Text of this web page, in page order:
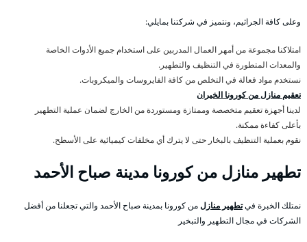
وعلى كافة الجراثيم، ونتميز في شركتنا بمايلي:
امتلاكنا مجموعة من أمهر العمال المدربين على استخدام جميع الأدوات الخاصة
والمعدات المتطورة في التنظيف والتطهير.
نستخدم مواد فعالة في التخلص من كافة الفايروسات والميكروبات.
تعقيم منازل من كورونا الخيران
لدينا أجهزة تعقيم متخصصة وممتازة ومستوردة من الخارج لضمان عملية التطهير
بأعلى كفاءة ممكنة.
نقوم بعملية التنظيف بالبخار حتى لا يترك أي مخلفات كيميائية على الأسطح.
تطهير منازل من كورونا مدينة صباح الأحمد
نمتلك الخبرة فيتطهير منازلمن كورونا بمدينة صباح الأحمد والتي تجعلنا من أفضل
الشركات في مجال التطهير والتبخير